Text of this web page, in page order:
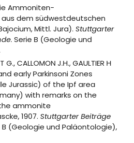
Ammoniten-
aus dem südwestdeutschen
Mittl. Jura).Stuttgarter
. Serie B (Geologie und
G., CALLOMON J.H., GAULTIER H
early Parkinsoni Zones
Jurassic) of the Ipf area
with remarks on the
ammonite
1907.Stuttgarter Beiträge
B (Geologie und Paläontologie),